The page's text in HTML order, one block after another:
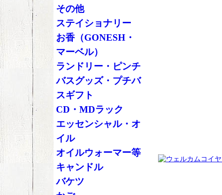
その他
ステイショナリー
お香（GONESH・
マーベル）
ランドリー・ピンチ
バスグッズ・プチバ
スギフト
CD・MDラック
エッセンシャル・オ
イル
オイルウォーマー等
キャンドル
バケツ